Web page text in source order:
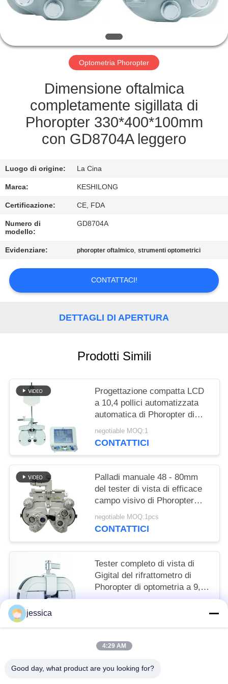
FABBRICA
CONTROLLO
DI
CONTATTICI
RICHIEDA
CITAZIONE
MAPPA
SITO
PRIVACY
POLICY
Optometria Phoropter
Dimensione oftalmica
completamente sigillata di
Phoropter 330*400*100mm
con GD8704A leggero
Luogo di origine: La Cina
Marca: KESHILONG
Certificazione: CE, FDA
Numero di
modello:
GD8704A
Evidenziare: phoropter oftalmico,strumenti optometrici
CONTATTACI!
DETTAGLI DI APERTURA
Prodotti Simili
Progettazione compatta LCD
a 10,4 pollici automatizzata
automatica di Phoropter di
optometria
negotiable MOQ:1
CONTATTICI
Palladi manuale 48 - 80mm
del tester di vista di efficace
campo visivo di Phoropter
19mm di optometria di VT-5C
negotiable MOQ:1pcs
CONTATTICI
Tester completo di vista di
Gigital del rifrattometro di
Phoropter di optometria a 9,7
pollici del touch screen
jessica
4:29 AM
Good day, what product are you looking for?